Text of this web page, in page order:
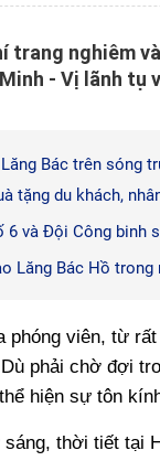
trang nghiêm
- Vị lãnh tụ
Bác trên sóng
tặng du khách,
6 và Đội Công
Lăng Bác Hồ trong
phóng viên, từ
phải chờ đợi
hiện sự tôn
thời tiết tại